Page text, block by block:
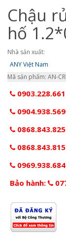
Chậu
hố
Nhà sản xuất:
ANY Việt Nam
Mã sản phẩm: AN-
Bảo hành: